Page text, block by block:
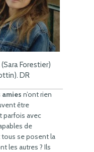
Forestier)
DR
amies n’ont rien
être
parfois avec
de
tous se posent la
les autres ? Ils